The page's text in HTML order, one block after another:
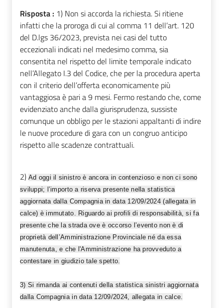
Risposta : 1) Non si accorda la richiesta. Si ritiene
infatti che la proroga di cui al comma 11 dell’art. 120
del D.lgs 36/2023, prevista nei casi del tutto
eccezionali indicati nel medesimo comma, sia
consentita nel rispetto del limite temporale indicato
nell’Allegato I.3 del Codice, che per la procedura aperta
con il criterio dell’offerta economicamente più
vantaggiosa è pari a 9 mesi. Fermo restando che, come
evidenziato anche dalla giurisprudenza, sussiste
comunque un obbligo per le stazioni appaltanti di indire
le nuove procedure di gara con un congruo anticipo
rispetto alle scadenze contrattuali.
2) Ad oggi il sinistro è ancora in contenzioso e non ci sono
sviluppi; l’importo a riserva presente nella statistica
aggiornata dalla Compagnia in data 12/09/2024 (allegata in
calce) è immutato. Riguardo ai profili di responsabilità, si fa
presente che la strada ove è occorso l’evento non è di
proprietà dell’Amministrazione Provinciale né da essa
manutenuta, e che l'Amministrazione ha provveduto a
contestare in giudizio tale spetto.
3) Si rimanda ai contenuti della statistica sinistri aggiornata
dalla Compagnia in data 12/09/2024, allegata in calce.